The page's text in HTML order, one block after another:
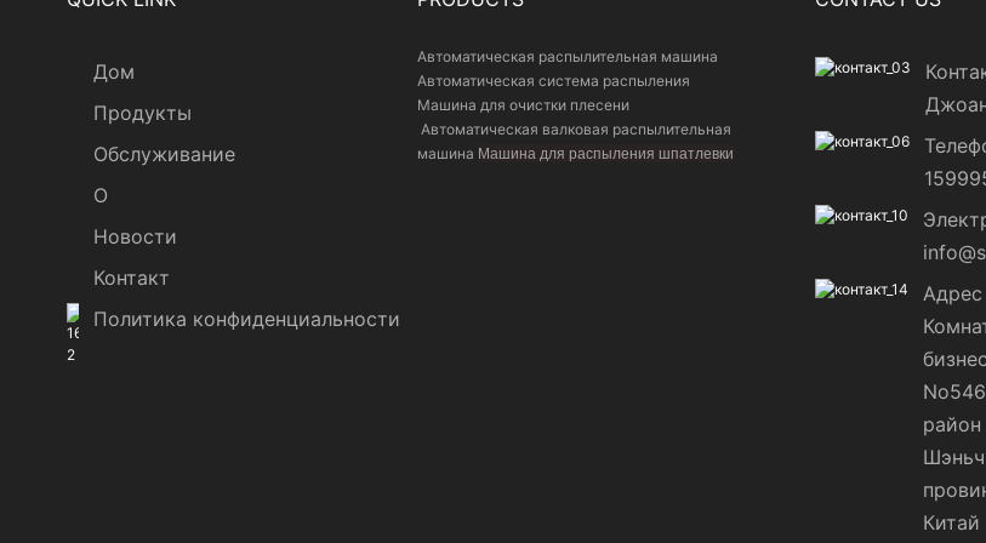
Дом
Продукты
Обслуживание
О
Новости
Контакт
Политика конфиденциальности
Автоматическая распылительная машина
Автоматическая система распыления
Машина для очистки плесени
Автоматическая валковая распылительная
машина Машина для распыления шпатлевки
район
Китай